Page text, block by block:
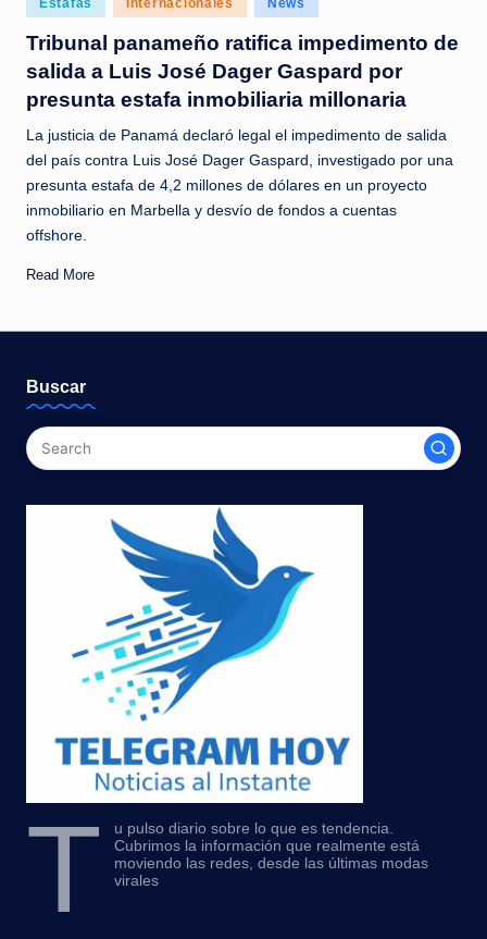
c
i
a
s
a
l
i
n
t
n
t
in
Estafas Internacionales News
Tribunal panameño ratifica impedimento de
salida a Luis José Dager Gaspard por
presunta estafa inmobiliaria millonaria
La justicia de Panamá declaró legal el impedimento de salida
del país contra Luis José Dager Gaspard, investigado por una
presunta estafa de 4,2 millones de dólares en un proyecto
inmobiliario en Marbella y desvío de fondos a cuentas
offshore.
Read More
Buscar
T
u pulso diario sobre lo que es tendencia.
Cubrimos la información que realmente está
moviendo las redes, desde las últimas modas
virales